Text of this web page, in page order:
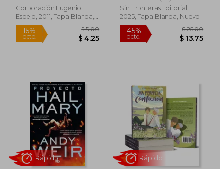
$ 10.00
45%
dcto. $
Corporación Eugenio
Espejo, 2011, Tapa Blanda,
Nuevo
Sin Fronteras Editorial,
2025, Tapa Blanda, Nuevo